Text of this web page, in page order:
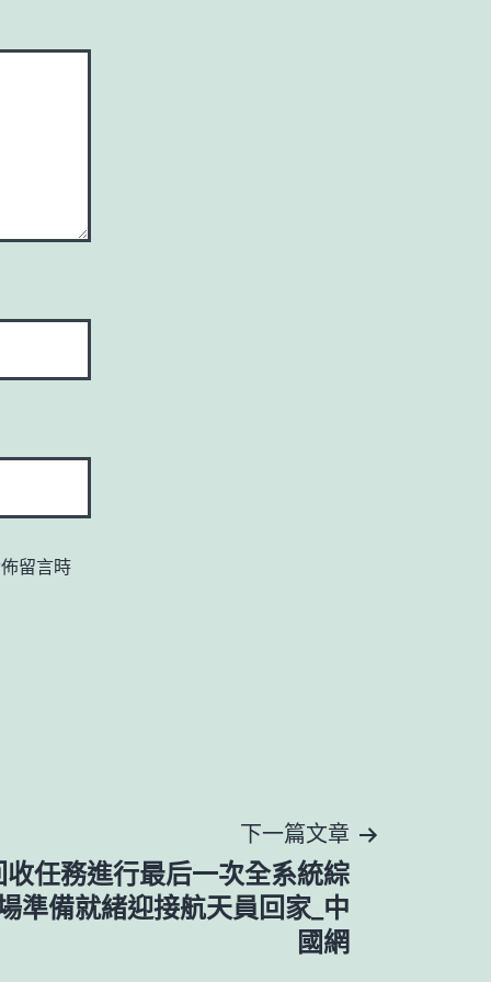
留言時
下一篇文章
任務進行最后一次全系統綜
準備就緒迎接航天員回家_中
國網